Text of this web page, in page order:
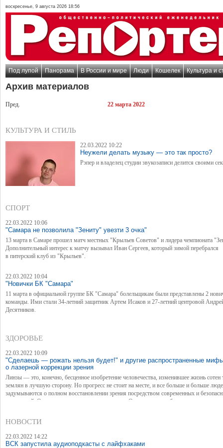
воскресенье, 9 августа 2026 18:56
Под лупой Панорама В России и мире Люди Кошелек Культура и
Архив материалов
Пред. 22 марта 2022
КУЛЬТУРА И СТИЛЬ
22.03.2022 10:22
Неужели делать музыку — это так просто?
Рэпер и владелец студии звукозаписи делится своими
СПОРТ
22.03.2022 10:06
"Самара не позволила "Зениту" увезти 3 очка"
13 марта в Самаре прошел матч местных "Крыльев Советов" и лидера чемпионата
Дополнительный интерес к матчу вызывал Иван Сергеев, который зимой перебрался
в питерский клуб из "Крыльев".
22.03.2022 10:04
"Новички БК "Самара"
11 марта в официальной группе БК "Самара" болельщикам были представлены 2
команды. Ими стали 34-летний защитник Артем Исаков и 27-летний центровой
Десятников.
ЗДОРОВЬЕ
22.03.2022 10:09
"Сделаешь — рожать нельзя будет!" и другие распространенные
о лазерной коррекции зрения
Линзы — это, конечно, бесценное изобретение человечества, изменившее жизнь сотен
землян в лучшую сторону. Но прогресс не стоит на месте, и все больше и больше
задумываются о полном восстановлении зрения посредством современных и
технологий. Одна из них — лазерная коррекция. Операция, способная вернуть
и страхов. Если вы из числа тех, кто до сих пор верит, что делать коррекцию можно
после родов, или что после операции вы больше никогда не сможете заниматься
то этот материал именно для вас.
НОВОСТИ
22.03.2022 14:22
ВСК запустила аудиоподкасты с лайфхаками